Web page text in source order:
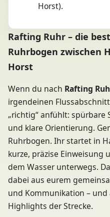
Horst).
Rafting Ruhr – die
Ruhrbogen zwischen
Horst
Wenn du nach Rafting
irgendeinen
„richtig“ anfühlt: spürbare
und klare Orientierung.
Ruhrbogen. Ihr startet in
kurze, präzise Einweisung
dem Wasser unterwegs.
dabei aus eurem
und Kommunikation –
Highlights der Strecke.